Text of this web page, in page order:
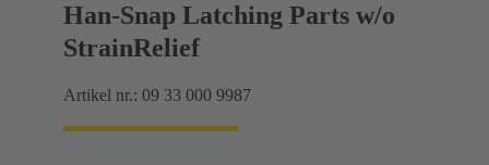
Han-Snap Latching Parts w/o
StrainRelief
Artikel nr.: 09 33 000 9987